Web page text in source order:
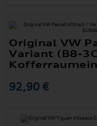
Original VW
Variant (B8-
92,90 €